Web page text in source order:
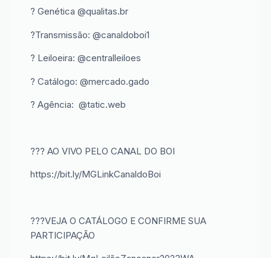
? Genética @qualitas.br
?Transmissão: @canaldoboi1
? Leiloeira: @centralleiloes
? Catálogo: @mercado.gado
? Agência: @tatic.web
??? AO VIVO PELO CANAL DO BOI
https://bit.ly/MGLinkCanaldoBoi
???VEJA O CATÁLOGO E CONFIRME SUA
PARTICIPAÇÃO